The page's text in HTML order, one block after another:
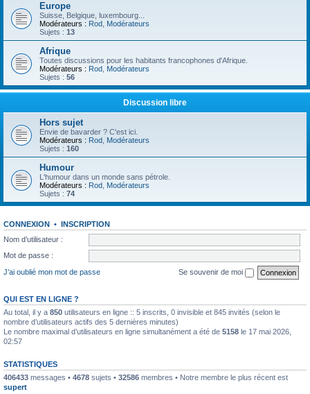
Europe
Suisse, Belgique, luxembourg...
Modérateurs : Rod Modérateurs
Sujets : 13
Afrique
Toutes discussions pour les habitants francophones d'Afrique.
Modérateurs : Rod Modérateurs
Sujets : 56
Discussion libre
Hors sujet
Envie de bavarder ? C'est ici.
Modérateurs : Rod Modérateurs
Sujets : 160
Humour
L'humour dans un monde sans pétrole.
Modérateurs : Rod Modérateurs
Sujets : 74
CONNEXION • INSCRIPTION
Nom d’utilisateur :
Mot de passe :
J’ai oublié mon mot de passe
Se souvenir de moi
QUI EST EN LIGNE ?
Au total, il y a 850 utilisateurs en ligne :: 5 inscrits, 0 invisible et 845 invités (selon le
nombre d’utilisateurs actifs des 5 dernières minutes)
Le nombre maximal d’utilisateurs en ligne simultanément a été de 5158 le 17 mai 2026,
02:57
STATISTIQUES
406433 messages • 4678 sujets • 32586 membres • Notre membre le plus récent est
supert